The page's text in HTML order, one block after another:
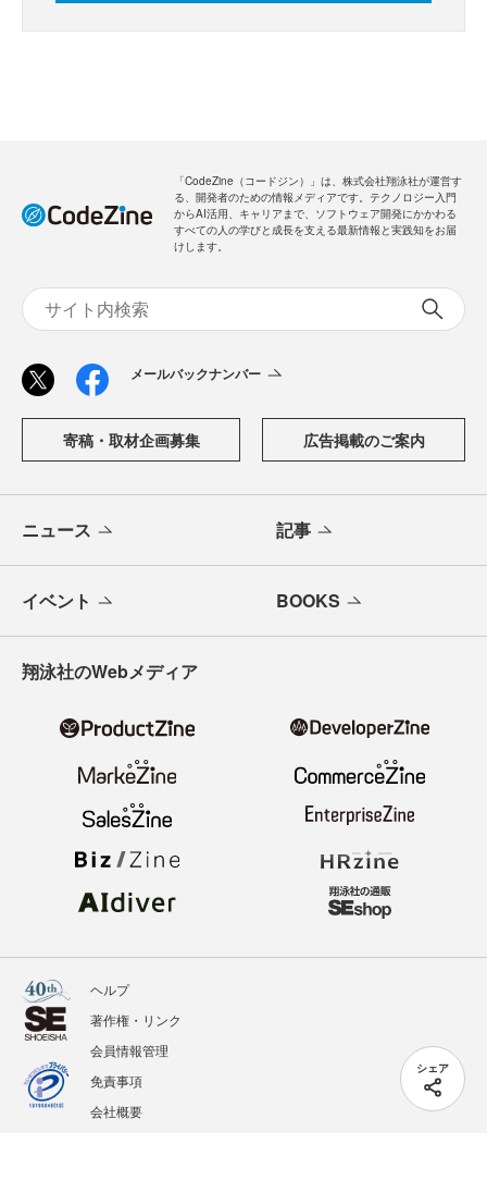
シェア
「CodeZine（コードジン）」は、株式会社翔泳社が運営す
る、開発者のための情報メディアです。テクノロジー入門
からAI活用、キャリアまで、ソフトウェア開発にかかわる
すべての人の学びと成長を支える最新情報と実践知をお届
けします。
メールバックナンバー
寄稿・取材企画募集 広告掲載のご案内
ニュース 記事
イベント BOOKS
翔泳社のWebメディア
ヘルプ
著作権・リンク
会員情報管理
免責事項
会社概要